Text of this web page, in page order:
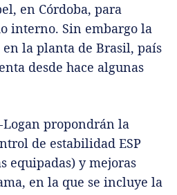
en Córdoba, para
interno. Sin embargo la
la planta de Brasil, país
desde hace algunas
Logan propondrán la
de estabilidad ESP
equipadas) y mejoras
en la que se incluye la